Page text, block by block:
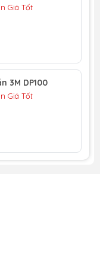
thể thao, xây
đông kết
đầu trong suốt
Cường Độ Xử Lý
trong 4
khoảng 20 phút.
thành phần
Giá Tốt
3M DP100
Giá Tốt